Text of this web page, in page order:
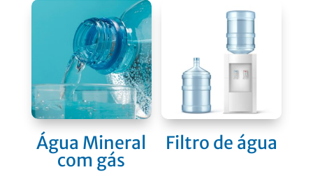
Água Mineral
com gás
Filtro de água